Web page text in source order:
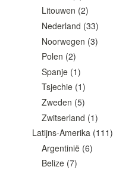
Litouwen (2)
Nederland (33)
Noorwegen (3)
Polen (2)
Spanje (1)
Tsjechie (1)
Zweden (5)
Zwitserland (1)
Latijns-Amerika(111)
Argentinië (6)
Belize (7)